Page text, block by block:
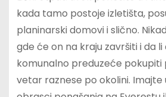
kada tamo postoje izletišta,
planinarski domovi i slično.
gde će on na kraju završiti i da
komunalno preduzeće pokupiti
vetar raznese po okolini. Imajte